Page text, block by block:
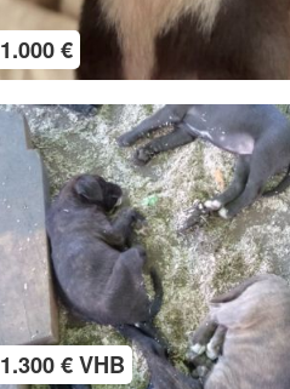
1.000 €
1.300 € VHB